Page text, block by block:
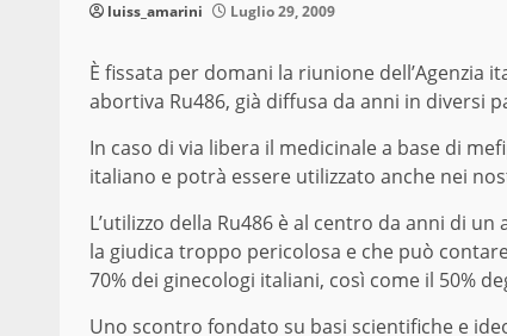
luiss_amarini Luglio 29, 2009
È fissata per domani la riunione dell’Agenzia
abortiva Ru486, già diffusa da anni in diversi
In caso di via libera il medicinale a base di
italiano e potrà essere utilizzato anche nei
L’utilizzo della Ru486 è al centro da anni di
la giudica troppo pericolosa e che può
70% dei ginecologi italiani, così come il 50%
Uno scontro fondato su basi scientifiche e